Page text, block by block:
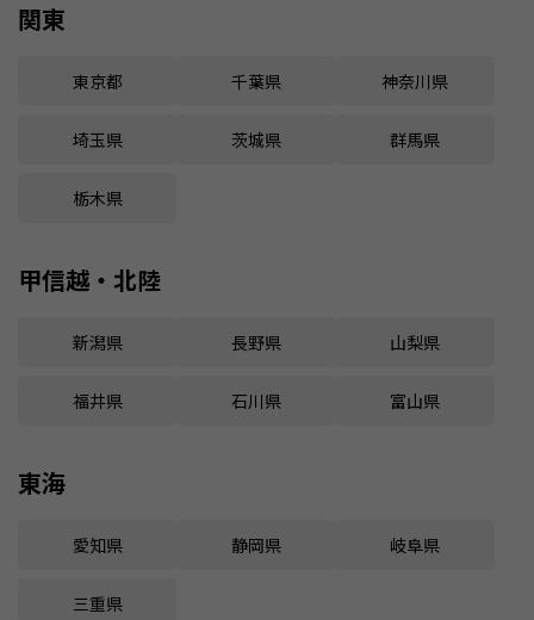
関東
東京都 千葉県 神奈川県
埼玉県 茨城県 群馬県
栃木県
甲信越・北陸
新潟県 長野県 山梨県
福井県 石川県 富山県
東海
愛知県 静岡県 岐阜県
三重県